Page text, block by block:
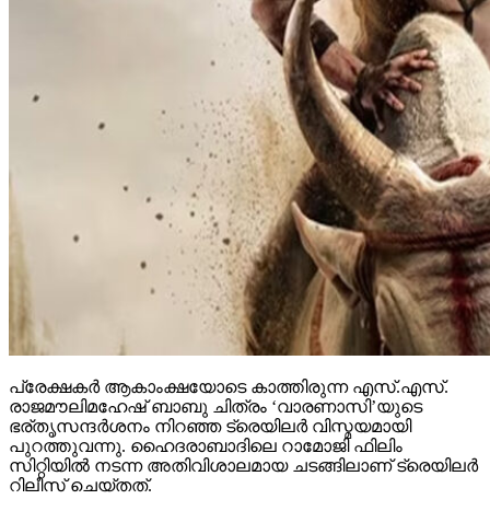
പ്രേക്ഷകര്‍ ആകാംക്ഷയോടെ കാത്തിരുന്ന എസ്.എസ്.
രാജമൗലിമഹേഷ് ബാബു ചിത്രം ‘വാരണാസി’യുടെ
ഭര്തൃസന്ദര്‍ശനം നിറഞ്ഞ ട്രെയിലര്‍ വിസ്മയമായി
പുറത്തുവന്നു. ഹൈദരാബാദിലെ റാമോജി ഫിലിം
സിറ്റിയില്‍ നടന്ന അതിവിശാലമായ ചടങ്ങിലാണ് ട്രെയിലര്‍
റിലീസ് ചെയ്തത്.